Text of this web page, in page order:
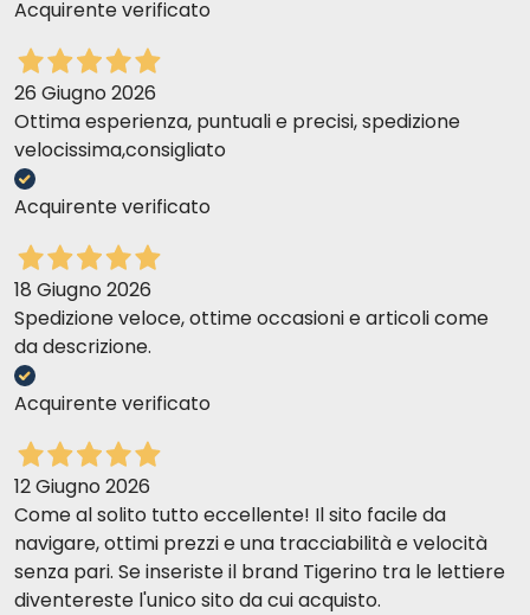
Acquirente verificato
26 Giugno 2026
Ottima esperienza, puntuali e precisi, spedizione
velocissima,consigliato
Acquirente verificato
18 Giugno 2026
Spedizione veloce, ottime occasioni e articoli come
da descrizione.
Acquirente verificato
12 Giugno 2026
Come al solito tutto eccellente! Il sito facile da
navigare, ottimi prezzi e una tracciabilità e velocità
senza pari. Se inseriste il brand Tigerino tra le lettiere
diventereste l'unico sito da cui acquisto.